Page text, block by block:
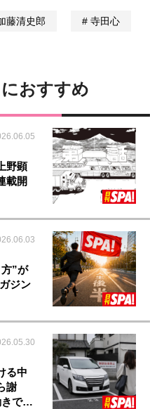
藤清史郎 寺田心
おすすめ
野顕
載開
”が
ジン
る中
謝
きで…